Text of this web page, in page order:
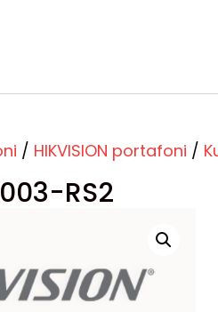
/ HIKVISION portafoni /
RS2